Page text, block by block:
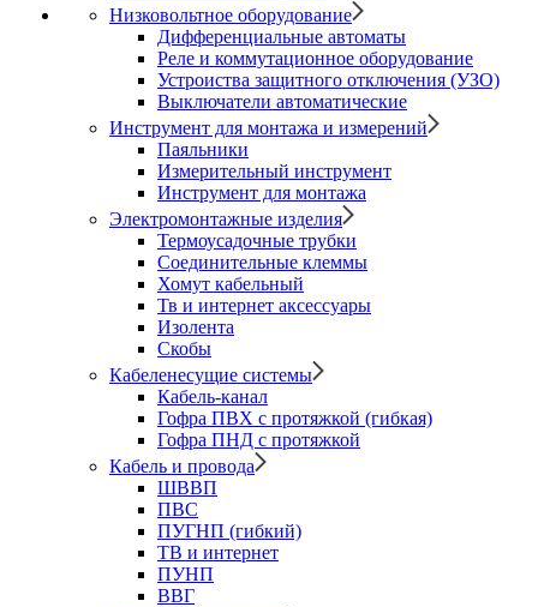
Низковольтное оборудование
Дифференциальные автоматы
Реле и коммутационное оборудование
Устроиства защитного отключения (УЗО)
Выключатели автоматические
Инструмент для монтажа и измерений
Паяльники
Измерительный инструмент
Инструмент для монтажа
Электромонтажные изделия
Термоусадочные трубки
Соединительные клеммы
Хомут кабельный
Тв и интернет аксессуары
Изолента
Скобы
Кабеленесущие системы
Кабель-канал
Гофра ПВХ с протяжкой (гибкая)
Гофра ПНД с протяжкой
Кабель и провода
ШВВП
ПВС
ПУГНП (гибкий)
ТВ и интернет
ПУНП
ВВГ